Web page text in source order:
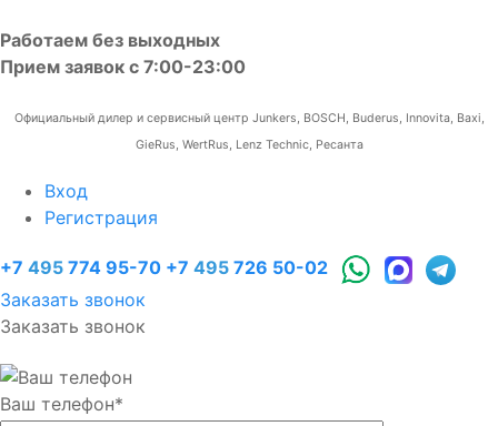
Работаем без выходных
Прием заявок с 7:00-23:00
Официальный дилер и сервисный центр Junkers, BOSCH, Buderus, Innovita, Baxi,
GieRus, WertRus, Lenz Technic, Ресанта
Вход
Регистрация
+7 495 774 95-70 +7 495 726 50-02
Заказать звонок
Заказать звонок
Ваш телефон*